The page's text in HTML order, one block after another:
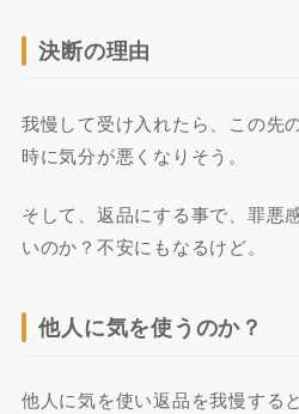
決断の理由
我慢して受け入れたら、この先
時に気分が悪くなりそう。
そして、返品にする事で、罪悪
いのか？不安にもなるけど。
他人に気を使うのか？
他人に気を使い返品を我慢する